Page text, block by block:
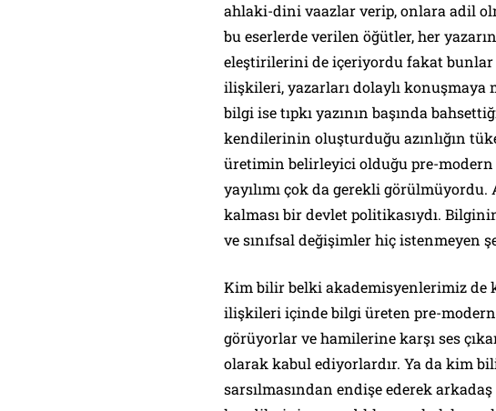
ahlaki-dini vaazlar verip, onlara adil
bu eserlerde verilen öğütler, her
eleştirilerini de içeriyordu fakat bunlar
ilişkileri, yazarları dolaylı konuşmaya
bilgi ise tıpkı yazının başında
kendilerinin oluşturduğu azınlığın
üretimin belirleyici olduğu pre-
yayılımı çok da gerekli
kalması bir devlet politikasıydı.
ve sınıfsal değişimler hiç istenmeyen
Kim bilir belki akademisyenlerimiz de
ilişkileri içinde bilgi üreten pre-
görüyorlar ve hamilerine karşı ses
olarak kabul ediyorlardır. Ya da kim
sarsılmasından endişe ederek